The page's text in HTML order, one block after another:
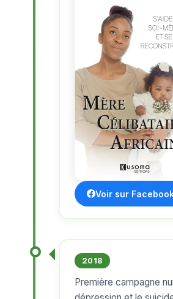
Voir sur
2018
Première campagne